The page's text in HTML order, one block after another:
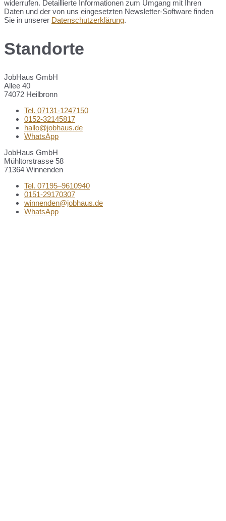
widerrufen. Detaillierte Informationen zum Umgang mit Ihren
Daten und der von uns eingesetzten Newsletter-Software finden
Sie in unserer Datenschutzerklärung.
Standorte
JobHaus GmbH
Allee 40
74072 Heilbronn
Tel. 07131-1247150
0152-32145817
hallo@jobhaus.de
WhatsApp
JobHaus GmbH
Mühltorstrasse 58
71364 Winnenden
Tel. 07195–9610940
0151-29170307
winnenden@jobhaus.de
WhatsApp